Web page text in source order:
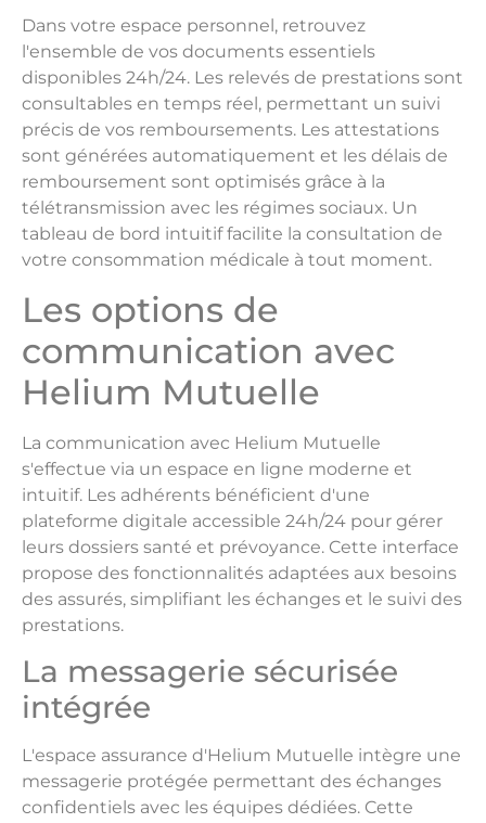
Dans votre espace personnel, retrouvez
l'ensemble de vos documents essentiels
disponibles 24h/24. Les relevés de prestations sont
consultables en temps réel, permettant un suivi
précis de vos remboursements. Les attestations
sont générées automatiquement et les délais de
remboursement sont optimisés grâce à la
télétransmission avec les régimes sociaux. Un
tableau de bord intuitif facilite la consultation de
votre consommation médicale à tout moment.
Les options de
communication avec
Helium Mutuelle
La communication avec Helium Mutuelle
s'effectue via un espace en ligne moderne et
intuitif. Les adhérents bénéficient d'une
plateforme digitale accessible 24h/24 pour gérer
leurs dossiers santé et prévoyance. Cette interface
propose des fonctionnalités adaptées aux besoins
des assurés, simplifiant les échanges et le suivi des
prestations.
La messagerie sécurisée
intégrée
L'espace assurance d'Helium Mutuelle intègre une
messagerie protégée permettant des échanges
confidentiels avec les équipes dédiées. Cette